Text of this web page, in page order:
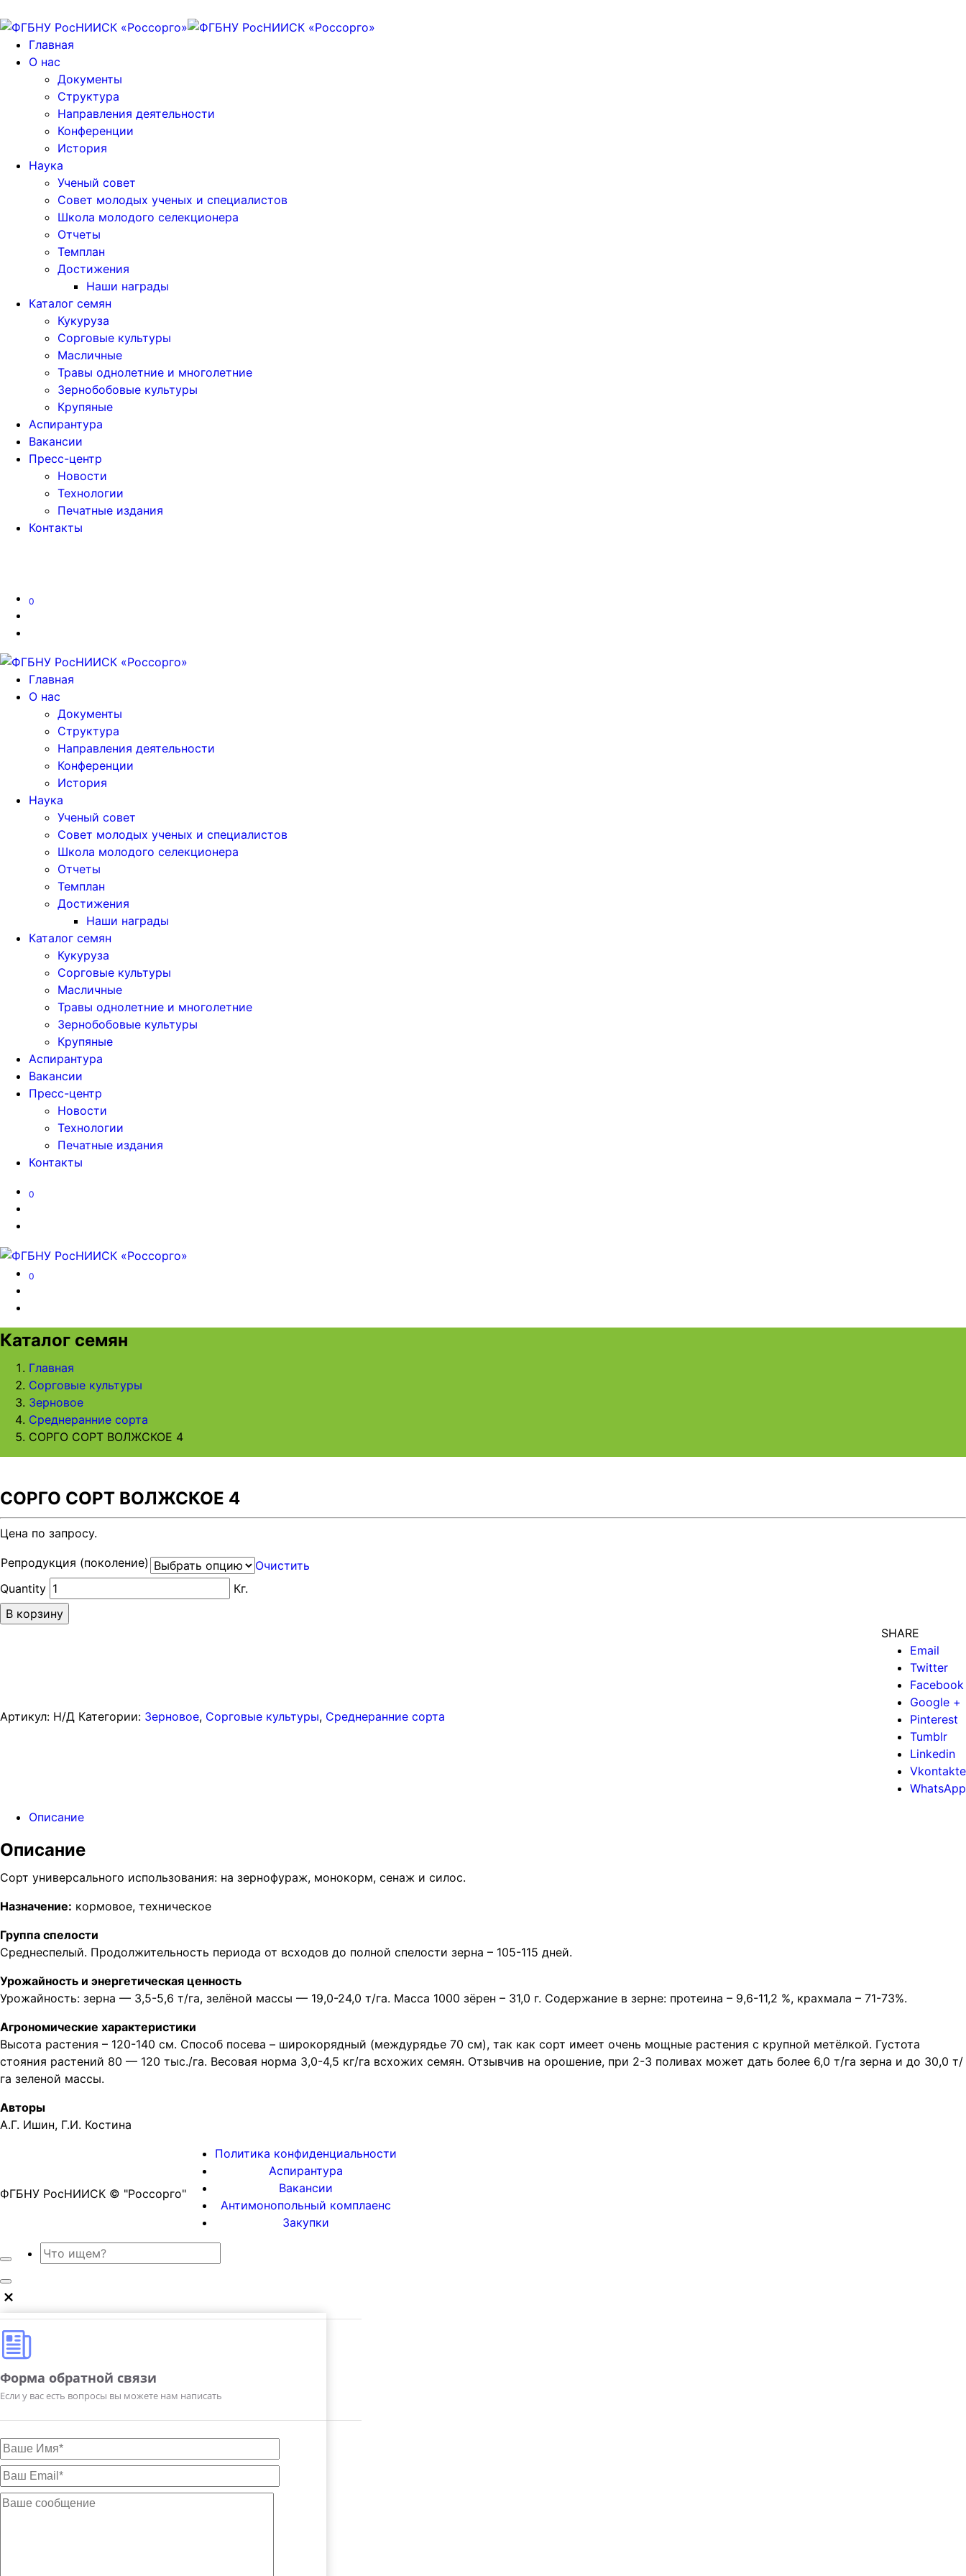
Главная
О нас
Документы
Структура
Направления деятельности
Конференции
История
Наука
Ученый совет
Совет молодых ученых и специалистов
Школа молодого селекционера
Отчеты
Темплан
Достижения
Наши награды
Каталог семян
Кукуруза
Сорговые культуры
Масличные
Травы однолетние и многолетние
Зернобобовые культуры
Крупяные
Аспирантура
Вакансии
Пресс-центр
Новости
Технологии
Печатные издания
Контакты
0
Главная
О нас
Документы
Структура
Направления деятельности
Конференции
История
Наука
Ученый совет
Совет молодых ученых и специалистов
Школа молодого селекционера
Отчеты
Темплан
Достижения
Наши награды
Каталог семян
Кукуруза
Сорговые культуры
Масличные
Травы однолетние и многолетние
Зернобобовые культуры
Крупяные
Аспирантура
Вакансии
Пресс-центр
Новости
Технологии
Печатные издания
Контакты
0
0
Каталог семян
Главная
Сорговые культуры
Зерновое
Среднеранние сорта
СОРГО СОРТ ВОЛЖСКОЕ 4
СОРГО СОРТ ВОЛЖСКОЕ 4
Цена по запросу.
Репродукция (поколение)
Очистить
Quantity
Кг.
В корзину
Артикул: Н/Д Категории: Зерновое, Сорговые культуры, Среднеранние сорта
SHARE
Email
Twitter
Facebook
Google +
Pinterest
Tumblr
Linkedin
Vkontakte
WhatsApp
Описание
Описание
Сорт универсального использования: на зернофураж, монокорм, сенаж и силос.
Назначение: кормовое, техническое
Группа спелости
Среднеспелый. Продолжительность периода от всходов до полной спелости зерна – 105-115 дней.
Урожайность и энергетическая ценность
Урожайность: зерна — 3,5-5,6 т/га, зелёной массы — 19,0-24,0 т/га. Масса 1000 зёрен – 31,0 г. Содержание в зерне: протеина – 9,6-11,2 %, крахмала – 71-73%.
Агрономические характеристики
Высота растения – 120-140 см. Способ посева – широкорядный (междурядье 70 см), так как сорт имеет очень мощные растения с крупной метёлкой. Густота
стояния растений 80 — 120 тыс./га. Весовая норма 3,0-4,5 кг/га всхожих семян. Отзывчив на орошение, при 2-3 поливах может дать более 6,0 т/га зерна и до 30,0 т/
га зеленой массы.
Авторы
А.Г. Ишин, Г.И. Костина
ФГБНУ РосНИИСК © "Россорго"
Политика конфиденциальности
Аспирантура
Вакансии
Антимонопольный комплаенс
Закупки
Форма обратной связи
Если у вас есть вопросы вы можете нам написать